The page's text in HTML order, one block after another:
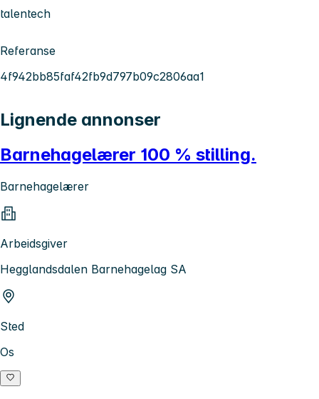
talentech
Referanse
4f942bb85faf42fb9d797b09c2806aa1
Lignende annonser
Barnehagelærer 100 % stilling.
Barnehagelærer
Arbeidsgiver
Hegglandsdalen Barnehagelag SA
Sted
Os